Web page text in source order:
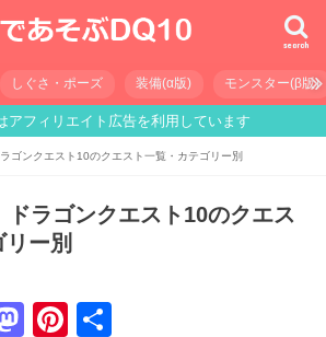
search
しぐさ・ポーズ 装備(α版) モンスター(β版)
アフィリエイト広告を利用しています
ゴンクエスト10のクエスト一覧・カテゴリー別
ドラゴンクエスト10のクエス
リー別
M
Pi